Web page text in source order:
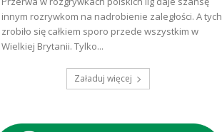
innym rozrywkom na nadrobienie zaległości. A tych
zrobiło się całkiem sporo przede wszystkim w
Wielkiej Brytanii. Tylko...
Załaduj więcej